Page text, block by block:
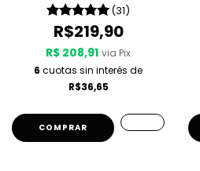
(31)
R$219,90
R$ 208,91 via Pix
6 cuotas sin interés de
R$36,65
COMPRAR